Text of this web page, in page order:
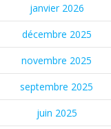
janvier 2026
décembre 2025
novembre 2025
septembre 2025
juin 2025